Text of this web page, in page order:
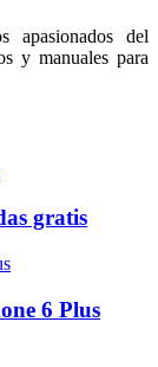
apasionados del
y manuales para
gratis
6 Plus